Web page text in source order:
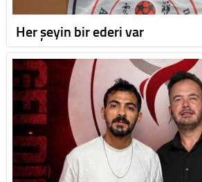
Her şeyin bir ederi var